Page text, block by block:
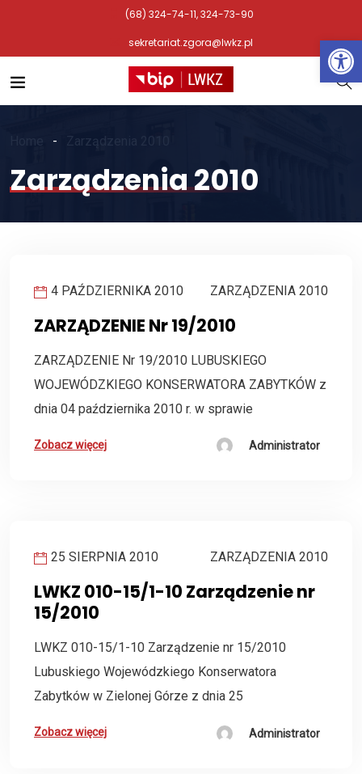
(68) 324-74-11, 324-73-90
sekretariat.zgora@lwkz.pl
Zarządzenia 2010
Zarządzenia 2010
4 PAŹDZIERNIKA 2010 ZARZĄDZENIA 2010
ZARZĄDZENIE Nr 19/2010
ZARZĄDZENIE Nr 19/2010 LUBUSKIEGO
WOJEWÓDZKIEGO KONSERWATORA ZABYTKÓW z
dnia 04 października 2010 r. w sprawie
Zobacz więcej Administrator
25 SIERPNIA 2010 ZARZĄDZENIA 2010
LWKZ 010-15/1-10 Zarządzenie nr
15/2010
LWKZ 010-15/1-10 Zarządzenie nr 15/2010
Lubuskiego Wojewódzkiego Konserwatora
Zabytków w Zielonej Górze z dnia 25
Zobacz więcej Administrator